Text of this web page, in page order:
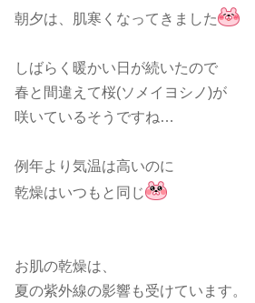
朝夕は、肌寒くなってきました
しばらく暖かい日が続いたので
春と間違えて桜(ソメイヨシノ)が
咲いているそうですね…
例年より気温は高いのに
乾燥はいつもと同じ
お肌の乾燥は、
夏の紫外線の影響も受けています。